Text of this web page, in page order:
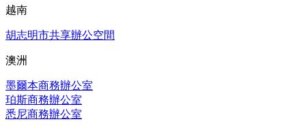
越南
胡志明市共享辦公空間
澳洲
墨爾本商務辦公室
珀斯商務辦公室
悉尼商務辦公室